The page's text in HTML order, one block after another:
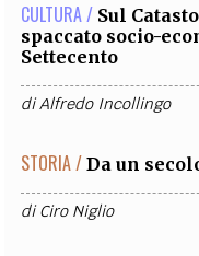
CULTURA / Sul
spaccato socio-
Settecento
diAlfredo Incollingo
STORIA / Da un
diCiro Niglio